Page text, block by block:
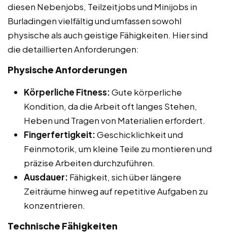
diesen Nebenjobs, Teilzeitjobs und Minijobs in
Burladingen vielfältig und umfassen sowohl
physische als auch geistige Fähigkeiten. Hier sind
die detaillierten Anforderungen:
Physische Anforderungen
Körperliche Fitness:Gute körperliche
Kondition, da die Arbeit oft langes Stehen,
Heben und Tragen von Materialien erfordert.
Fingerfertigkeit:Geschicklichkeit und
Feinmotorik, um kleine Teile zu montieren und
präzise Arbeiten durchzuführen.
Ausdauer: Fähigkeit, sich über längere
Zeiträume hinweg auf repetitive Aufgaben zu
konzentrieren.
Technische Fähigkeiten